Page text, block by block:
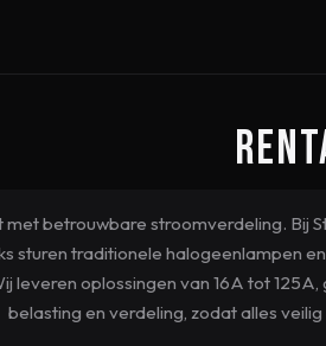
betrouwbare stroomverdeling. Bij
sturen traditionele
leveren oplossingen van 16A tot
belasting en verdeling, zodat alles